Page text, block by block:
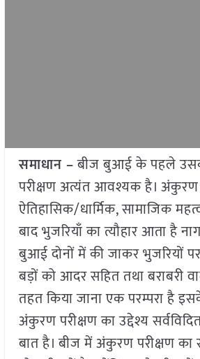
समाधान –बीज बुआई के पहले
परीक्षण अत्यंत आवश्यक है। अंकुरण
ऐतिहासिक/धार्मिक, सामाजिक
बाद भुजरियाँ का त्यौहार आता है
बुआई दोनों में की जाकर भुजरियों
बड़ों को आदर सहित तथा बराबरी
तहत किया जाना एक परम्परा है
अंकुरण परीक्षण का उद्देश्य
बात है। बीज में अंकुरण परीक्षण